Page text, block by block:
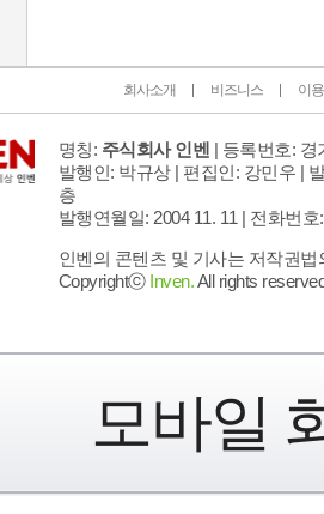
회사소개 비즈니스 이
명칭: 주식회사 인벤 | 등록번호: 경
발행인: 박규상 | 편집인: 강민우 |
층
발행연월일: 2004 11. 11 | 전화번호
인벤의 콘텐츠 및 기사는 저작권
Copyrightⓒ Inven.All rights
모바일